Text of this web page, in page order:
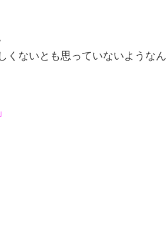
くないとも思っていないようなん